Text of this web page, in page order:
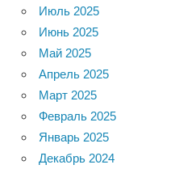
Июль 2025
Июнь 2025
Май 2025
Апрель 2025
Март 2025
Февраль 2025
Январь 2025
Декабрь 2024